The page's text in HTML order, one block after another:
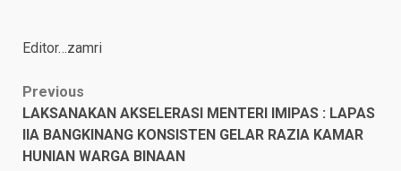
Editor…zamri
Post
navigation
Previous
LAKSANAKAN AKSELERASI MENTERI IMIPAS : LAPAS
IIA BANGKINANG KONSISTEN GELAR RAZIA KAMAR
HUNIAN WARGA BINAAN